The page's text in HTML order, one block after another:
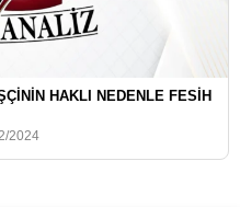
HAKLI NEDENLE FESIH
2024